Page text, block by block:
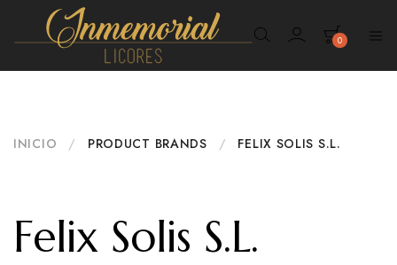
Inmemorial
0
INICIO / PRODUCT BRANDS / FELIX SOLIS S.L.
Felix Solis S.L.